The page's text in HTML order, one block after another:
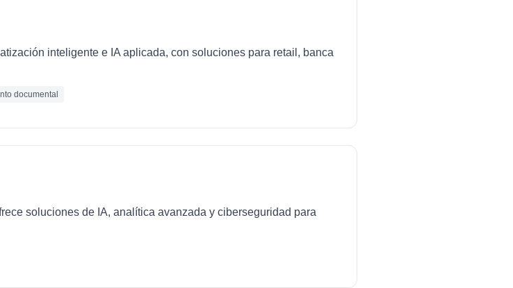
inteligente e IA aplicada, con soluciones para retail, banca
documental
soluciones de IA, analítica avanzada y ciberseguridad para